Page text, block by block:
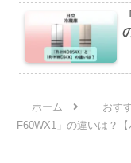
ホーム おす
F60WX1」の違いは？【